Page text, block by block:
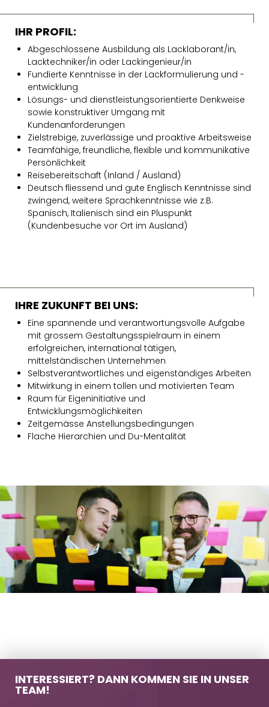
IHR PROFIL:
Abgeschlossene Ausbildung als Lacklaborant/in,
Lacktechniker/in oder Lackingenieur/in
Fundierte Kenntnisse in der Lackformulierung und -
entwicklung
Lösungs- und dienstleistungsorientierte Denkweise
sowie konstruktiver Umgang mit
Kundenanforderungen
Zielstrebige, zuverlässige und proaktive Arbeitsweise
Teamfähige, freundliche, flexible und kommunikative
Persönlichkeit
Reisebereitschaft (Inland / Ausland)
Deutsch fliessend und gute Englisch Kenntnisse sind
zwingend, weitere Sprachkenntnisse wie z.B.
Spanisch, Italienisch sind ein Pluspunkt
(Kundenbesuche vor Ort im Ausland)
IHRE ZUKUNFT BEI UNS:
Eine spannende und verantwortungsvolle Aufgabe
mit grossem Gestaltungsspielraum in einem
erfolgreichen, international tätigen,
mittelständischen Unternehmen
Selbstverantwortliches und eigenständiges Arbeiten
Mitwirkung in einem tollen und motivierten Team
Raum für Eigeninitiative und
Entwicklungsmöglichkeiten
Zeitgemässe Anstellungsbedingungen
Flache Hierarchien und Du-Mentalität
INTERESSIERT? DANN KOMMEN SIE IN UNSER
TEAM!